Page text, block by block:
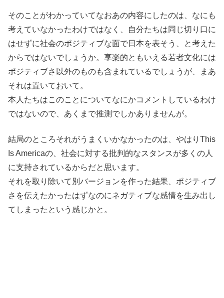
そのことがわかっていてなおあの内容にしたのは、なにも
考えていなかったわけではなく、自分たちは同じ切り口に
はせずに社会のポジティブな面で日本を表そう、と考えた
からではないでしょうか。享楽的ともいえる若者文化には
ポジティブさ以外のものも含まれているでしょうが、まあ
それは置いておいて。
本人たちはこのことについてなにかコメントしているわけ
ではないので、あくまで推測でしかありませんが。
結局のところそれがうまくいかなかったのは、やはりThis
Is Americaの、社会に対する批判的なスタンスが多くの人
に支持されているからだと思います。
それを取り除いて別バージョンを作った結果、ポジティブ
さを伝えたかったはずなのにネガティブな感情を生み出し
てしまったという感じかと。